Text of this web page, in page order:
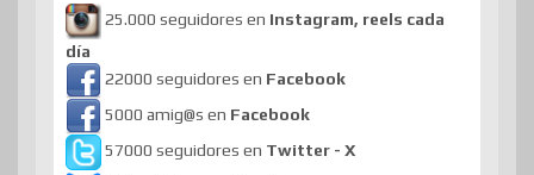
25.000 seguidores en Instagram, reels cada
día
22000 seguidores en Facebook
5000 amig@s en Facebook
57000 seguidores en Twitter - X